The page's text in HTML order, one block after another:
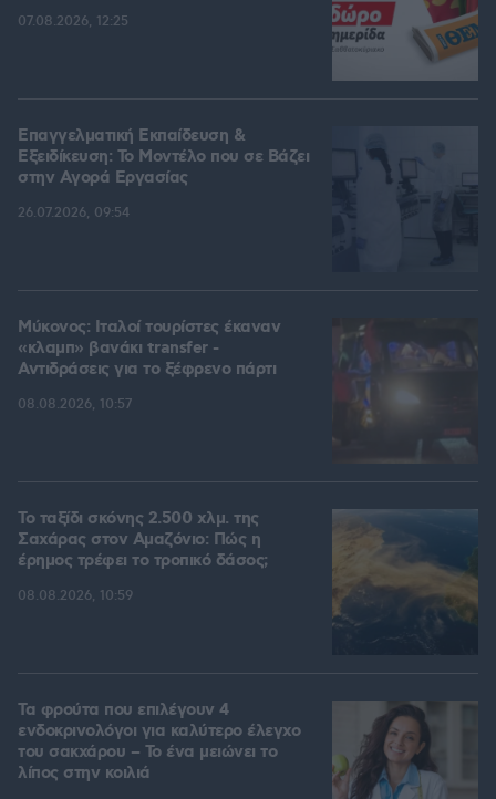
07.08.2026, 12:25
Επαγγελματική Εκπαίδευση &
Εξειδίκευση: Το Mοντέλο που σε Bάζει
στην Aγορά Eργασίας
26.07.2026, 09:54
Μύκονος: Ιταλοί τουρίστες έκαναν
«κλαμπ» βανάκι transfer -
Αντιδράσεις για το ξέφρενο πάρτι
08.08.2026, 10:57
Το ταξίδι σκόνης 2.500 χλμ. της
Σαχάρας στον Αμαζόνιο: Πώς η
έρημος τρέφει το τροπικό δάσος;
08.08.2026, 10:59
Τα φρούτα που επιλέγουν 4
ενδοκρινολόγοι για καλύτερο έλεγχο
του σακχάρου – Το ένα μειώνει το
λίπος στην κοιλιά